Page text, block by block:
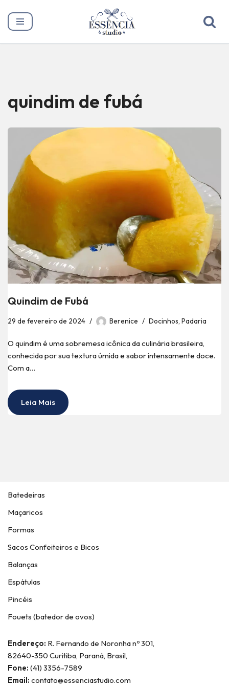
Pular
quindim de fubá
Quindim de Fubá
29 de fevereiro de 2024 Berenice Docinhos, Padaria
O quindim é uma sobremesa icônica da culinária brasileira,
conhecida por sua textura úmida e sabor intensamente doce.
Com a…
Leia Mais
Batedeiras
Maçaricos
Formas
Sacos Confeiteiros e Bicos
Balanças
Espátulas
Pincéis
Fouets (batedor de ovos)
Endereço: R. Fernando de Noronha nº 301,
82640-350 Curitiba, Paraná, Brasil,
Fone: (41) 3356-7589
Email: contato@essenciastudio.com